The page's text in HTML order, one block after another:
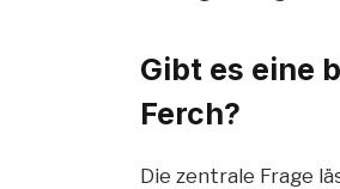
Gibt es eine
Ferch?
Die zentrale Frage